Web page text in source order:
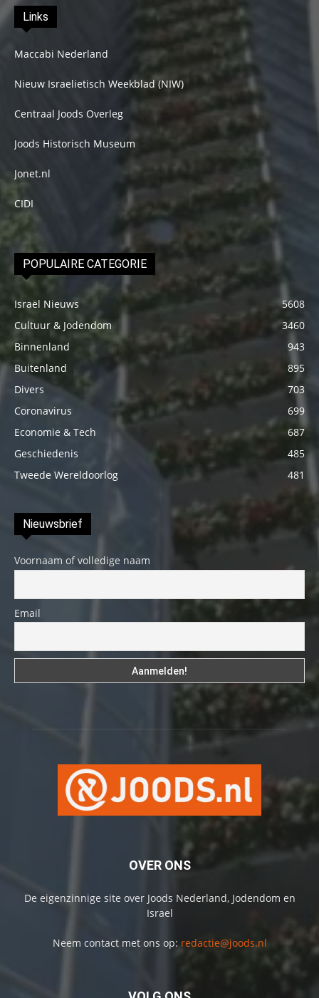
Links
Maccabi Nederland
Nieuw Israelietisch Weekblad (NIW)
Centraal Joods Overleg
Joods Historisch Museum
Jonet.nl
CIDI
POPULAIRE CATEGORIE
Israël Nieuws
5608
Cultuur & Jodendom
3460
Binnenland
943
Buitenland
895
Divers
703
Coronavirus
699
Economie & Tech
687
Geschiedenis
485
Tweede Wereldoorlog
481
Nieuwsbrief
Voornaam of volledige naam
Email
OVER ONS
De eigenzinnige site over Joods Nederland, Jodendom en
Israel
Neem contact met ons op: redactie@joods.nl